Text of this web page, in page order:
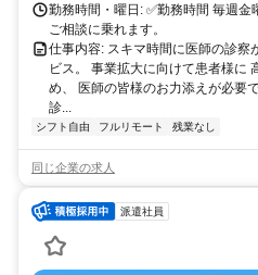
勤務時間・曜日: ✅勤務時間 毎週
ご相談に乗れます。
仕事内容: スキマ時間に医師の診察
ビス。 事業拡大に向けて患者様に
め、 医師の皆様のお力添えが必要
診...
シフト自由 フルリモート 残業なし
同じ企業の求人
派遣社員